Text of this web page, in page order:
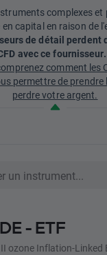
complexes
capital en raison de
de détail perdent
avec ce fournisseur.
comment les
permettre de prendre
perdre votre argent.
- ETF